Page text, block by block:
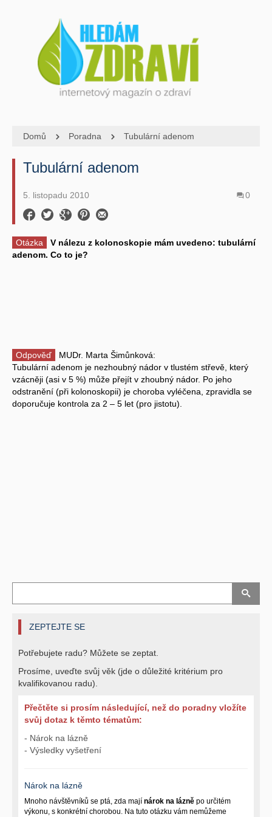
Domů Poradna Tubulární adenom
Tubulární adenom
5. listopadu 2010 0
Otázka
V nálezu z kolonoskopie mám uvedeno: tubulární
adenom. Co to je?
Odpověď
MUDr. Marta Šimůnková:
Tubulární adenom je nezhoubný nádor v tlustém střevě, který
vzácněji (asi v 5 %) může přejít v zhoubný nádor. Po jeho
odstranění (při kolonoskopii) je choroba vyléčena, zpravidla se
doporučuje kontrola za 2 – 5 let (pro jistotu).
ZEPTEJTE SE
Potřebujete radu? Můžete se zeptat.
Prosíme, uveďte svůj věk (jde o důležité kritérium pro
kvalifikovanou radu).
Přečtěte si prosím následující, než do poradny vložíte
svůj dotaz k těmto tématům:
- Nárok na lázně
- Výsledky vyšetření
Nárok na lázně
Mnoho návštěvníků se ptá, zda mají nárok na lázně po určitém
výkonu, s konkrétní chorobou. Na tuto otázku vám nemůžeme